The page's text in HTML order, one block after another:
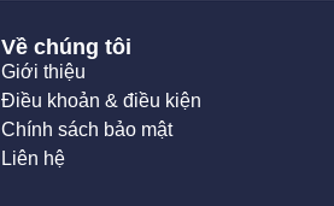
Về chúng tôi
Giới thiệu
Điều khoản & điều kiện
Chính sách bảo mật
Liên hệ